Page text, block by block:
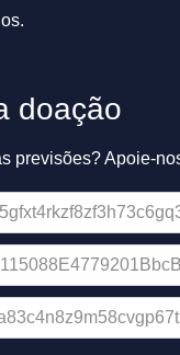
doação
previsões? Apoie-